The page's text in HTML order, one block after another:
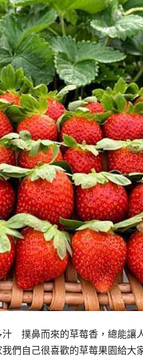
汁 撲鼻而來的草莓香，總能
們自己很喜歡的草莓果園給大